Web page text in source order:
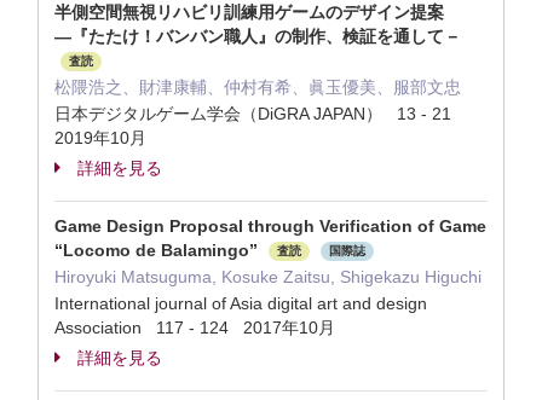
半側空間無視リハビリ訓練用ゲームのデザイン提案
―『たたけ！バンバン職人』の制作、検証を通して－
査読
松隈浩之、財津康輔、仲村有希、眞玉優美、服部文忠
日本デジタルゲーム学会（DiGRA JAPAN） 13 - 21
2019年10月
詳細を見る
Game Design Proposal through Verification of Game
“Locomo de Balamingo”
査読 国際誌
Hiroyuki Matsuguma, Kosuke Zaitsu, Shigekazu Higuchi
International journal of Asia digital art and design
Association 117 - 124 2017年10月
詳細を見る